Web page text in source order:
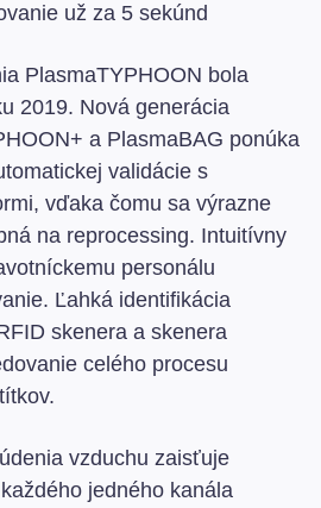
už za 5 sekúnd
PlasmaTYPHOON bola
2019. Nová generácia
a PlasmaBAG ponúka
validácie s
vďaka čomu sa výrazne
na reprocessing. Intuitívny
personálu
Ľahká identifikácia
skenera a skenera
celého procesu
vzduchu zaisťuje
jedného kanála